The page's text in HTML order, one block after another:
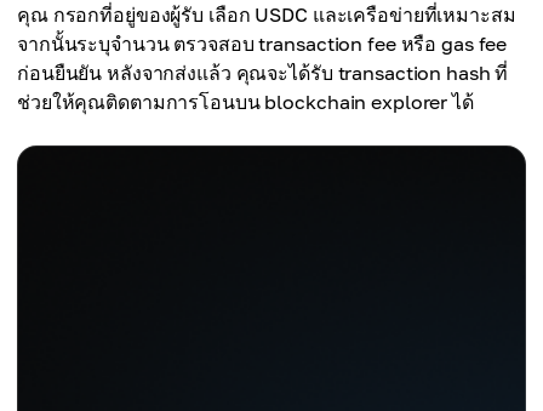
คุณ กรอกที่อยู่ของผู้รับ เลือก USDC และเครือข่ายที่เหมาะสม
จากนั้นระบุจำนวน ตรวจสอบ transaction fee หรือ gas fee
ก่อนยืนยัน หลังจากส่งแล้ว คุณจะได้รับ transaction hash ที่
ช่วยให้คุณติดตามการโอนบน blockchain explorer ได้